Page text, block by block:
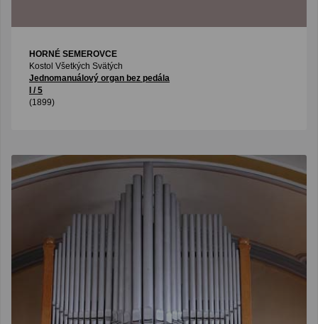
HORNÉ SEMEROVCE
Kostol Všetkých Svätých
Jednomanuálový organ bez pedála
I / 5
(1899)